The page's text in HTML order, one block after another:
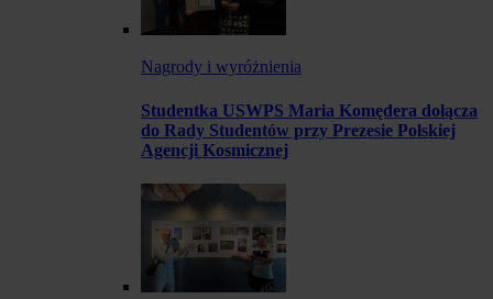
Nagrody i wyróżnienia
Studentka USWPS Maria Komędera dołącza
do Rady Studentów przy Prezesie Polskiej
Agencji Kosmicznej